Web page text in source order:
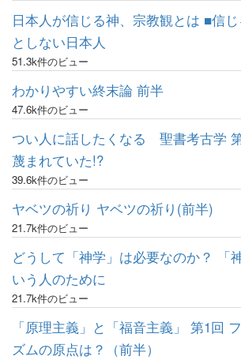
日本人が信じる神、宗教観とは ■信
としない日本人
51.3k件のビュー
わかりやすい終末論 前半
47.6k件のビュー
つい人に話したくなる 聖書考古学
蔑まれていた!?
39.6k件のビュー
ヤベツの祈り ヤベツの祈り(前半)
21.7k件のビュー
どうして「神学」は必要なのか？ 「
いう人のために
21.7k件のビュー
「原理主義」と「福音主義」 第1回
ズムの原点は？（前半）